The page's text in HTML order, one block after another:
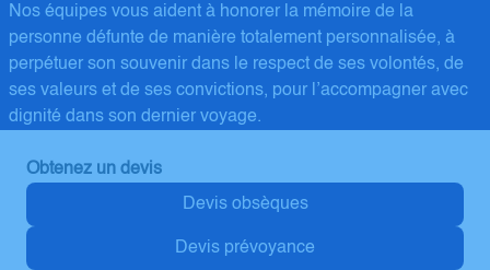
Nos équipes vous aident à honorer la mémoire de la
personne défunte de manière totalement personnalisée, à
perpétuer son souvenir dans le respect de ses volontés, de
ses valeurs et de ses convictions, pour l’accompagner avec
dignité dans son dernier voyage.
Obtenez un devis
Devis obsèques
Devis prévoyance